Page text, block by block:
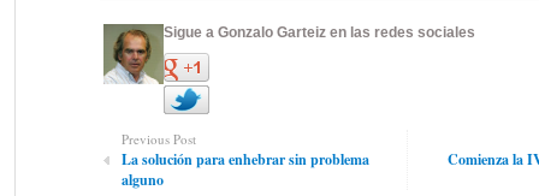
Sigue a Gonzalo Garteiz en las redes sociales
Previous Post
La solución para enhebrar sin problema
alguno
Comienza la